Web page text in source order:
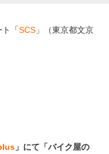
ト「SCS 」（東京都文京
」にて「バイク屋の